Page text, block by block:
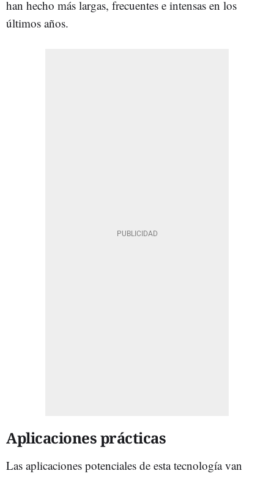
han hecho más largas, frecuentes e intensas en los
últimos años.
Aplicaciones prácticas
Las aplicaciones potenciales de esta tecnología van